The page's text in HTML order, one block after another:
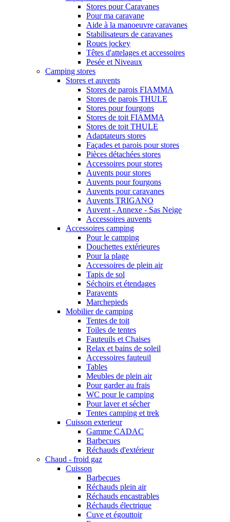
Stores pour Caravanes
Pour ma caravane
Aide à la manoeuvre caravanes
Stabilisateurs de caravanes
Roues jockey
Têtes d'attelages et accessoires
Pesée et Niveaux
Camping stores
Stores et auvents
Stores de parois FIAMMA
Stores de parois THULE
Stores pour fourgons
Stores de toit FIAMMA
Stores de toit THULE
Adaptateurs stores
Façades et parois pour stores
Pièces détachées stores
Accessoires pour stores
Auvents pour stores
Auvents pour fourgons
Auvents pour caravanes
Auvents TRIGANO
Auvent - Annexe - Sas Neige
Accessoires auvents
Accessoires camping
Pour le camping
Douchettes extérieures
Pour la plage
Accessoires de plein air
Tapis de sol
Séchoirs et étendages
Paravents
Marchepieds
Mobilier de camping
Tentes de toit
Toiles de tentes
Fauteuils et Chaises
Relax et bains de soleil
Accessoires fauteuil
Tables
Meubles de plein air
Pour garder au frais
WC pour le camping
Pour laver et sécher
Tentes camping et trek
Cuisson exterieur
Gamme CADAC
Barbecues
Réchauds d'extérieur
Chaud - froid gaz
Cuisson
Barbecues
Réchauds plein air
Réchauds encastrables
Réchauds électrique
Cuve et égouttoir